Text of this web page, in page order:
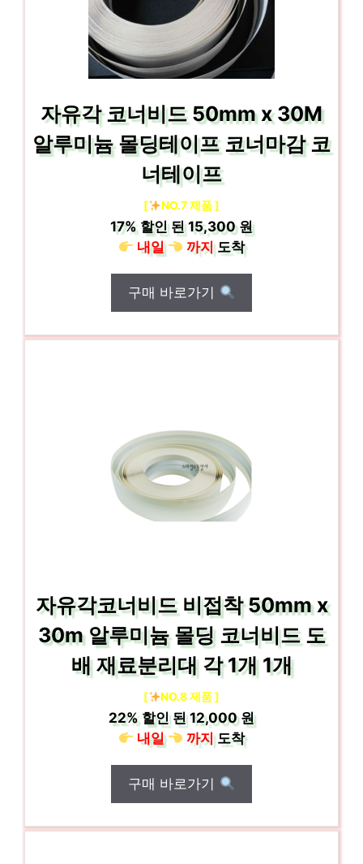
자유각 코너비드 50mm x 30M
알루미늄 몰딩테이프 코너마감 코
너테이프
[ NO.7 제품 ]
17%할인 된15,300 원
내일
까지도착
구매 바로가기
자유각코너비드 비접착 50mm x
30m 알루미늄 몰딩 코너비드 도
배 재료분리대 각 1개 1개
[ NO.8 제품 ]
22%할인 된12,000 원
내일
까지도착
구매 바로가기